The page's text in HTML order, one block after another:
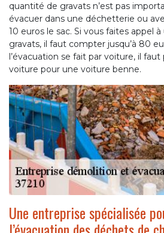
quantité de gravats n’est pas
évacuer dans une déchetterie ou
10 euros le sac. Si vous faites appel
gravats, il faut compter jusqu’à 80
l’évacuation se fait par voiture, il
voiture pour une voiture benne.
Une entreprise spécialisée